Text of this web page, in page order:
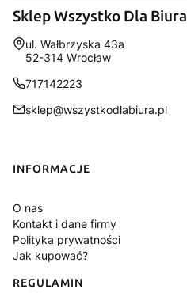
Sklep Wszystko Dla Biura
Adres:
ul. Wałbrzyska 43a
52-314 Wrocław
717142223
sklep@wszystkodlabiura.pl
Linki w stopce
INFORMACJE
O nas
Kontakt i dane firmy
Polityka prywatności
Jak kupować?
REGULAMIN